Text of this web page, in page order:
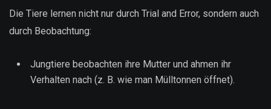
Die Tiere lernen nicht nur durch Trial and Error, sondern auch
durch Beobachtung:
Jungtiere beobachten ihre Mutter und ahmen ihr
Verhalten nach (z. B. wie man Mülltonnen öffnet).